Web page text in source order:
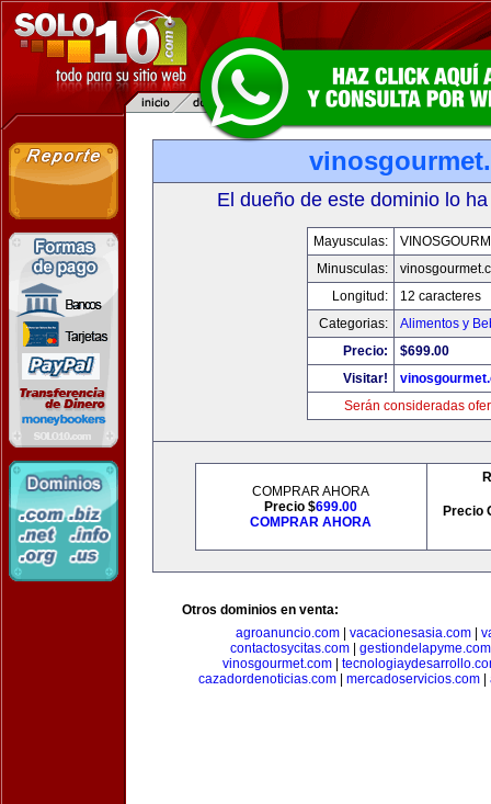
El dueño de este dominio lo
Mayusculas:
Minusculas:
Longitud:
12 caracteres
Categorias:
Alimentos y
Precio:
$699.00
Visitar!
Serán consideradas
COMPRAR AHORA
Precio $699.00
COMPRAR AHORA
Precio
Otros dominios en venta:
agroanuncio.com
vacacionesasia.com
contactosycitas.com| gestiondelapyme.com
vinosgourmet.com
cazadordenoticias.com
mercadoservicios.com